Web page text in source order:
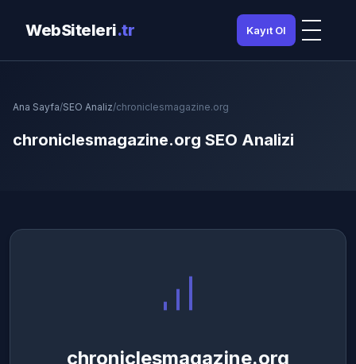
WebSiteleri.tr Kayıt Ol
Ana Sayfa/SEO Analiz/chroniclesmagazine.org
chroniclesmagazine.org SEO Analizi
chroniclesmagazine.org